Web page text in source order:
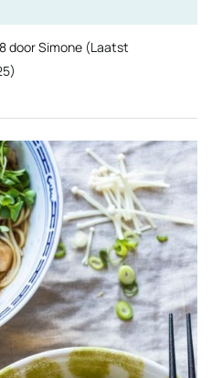
doorSimone (Laatst
)